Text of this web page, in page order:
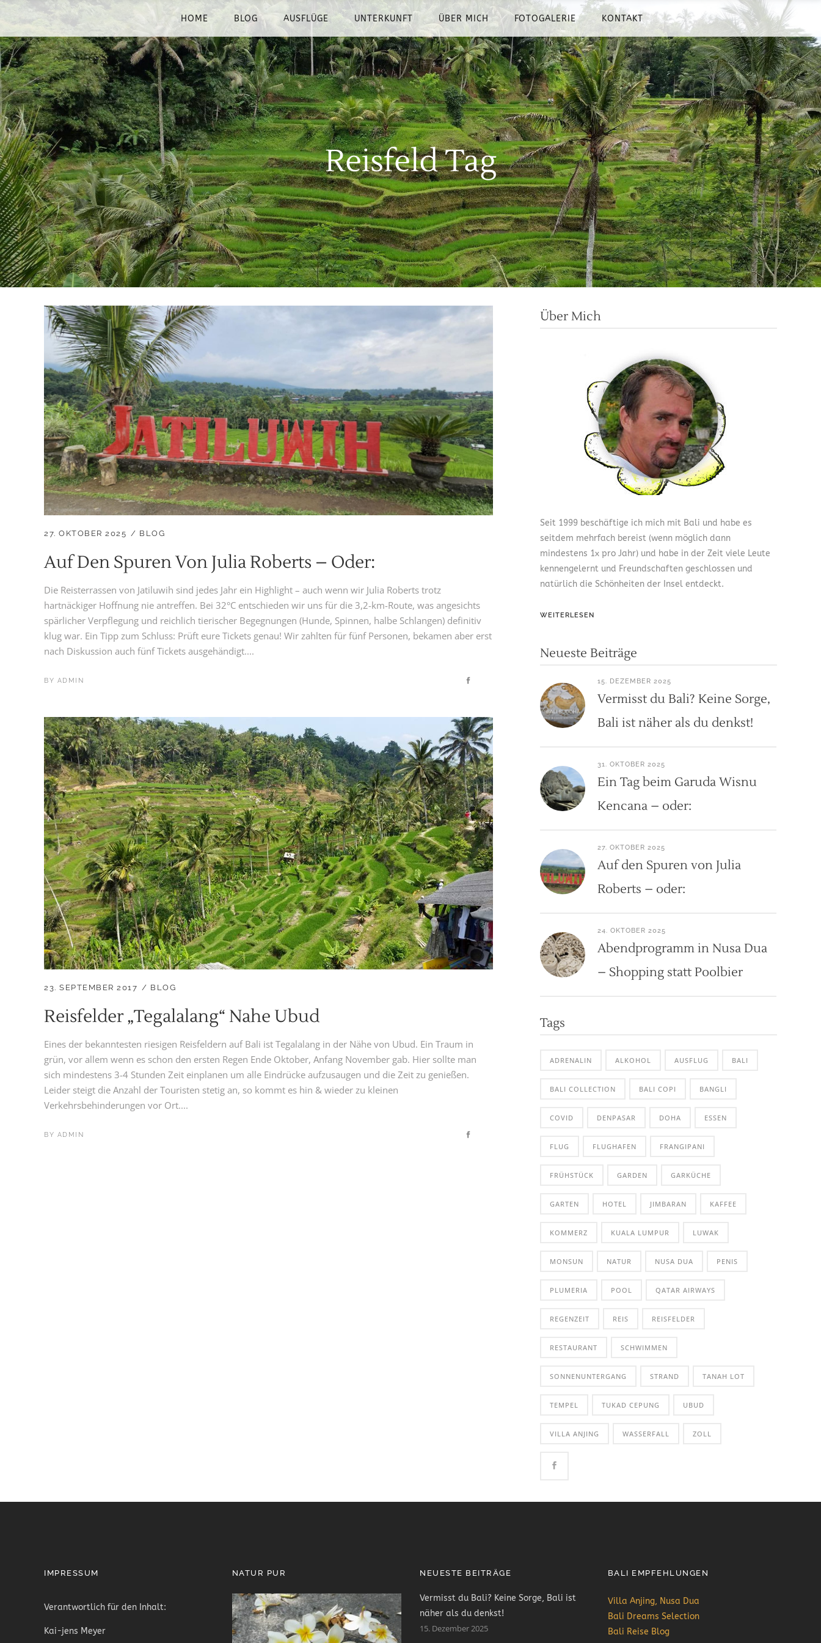
HOME BLOG AUSFLÜGE UNTERKUNFT ÜBER MICH FOTOGALERIE KONTAKT
Reisfeld Tag
27. OKTOBER 2025 BLOG
Auf Den Spuren Von Julia Roberts – Oder:
Die Reisterrassen von Jatiluwih sind jedes Jahr ein Highlight – auch wenn wir Julia Roberts trotz
hartnäckiger Hoffnung nie antreffen. Bei 32°C entschieden wir uns für die 3,2-km-Route, was angesichts
spärlicher Verpflegung und reichlich tierischer Begegnungen (Hunde, Spinnen, halbe Schlangen) definitiv
klug war. Ein Tipp zum Schluss: Prüft eure Tickets genau! Wir zahlten für fünf Personen, bekamen aber erst
nach Diskussion auch fünf Tickets ausgehändigt....
BY ADMIN
23. SEPTEMBER 2017 BLOG
Reisfelder „Tegalalang“ Nahe Ubud
Eines der bekanntesten riesigen Reisfeldern auf Bali ist Tegalalang in der Nähe von Ubud. Ein Traum in
grün, vor allem wenn es schon den ersten Regen Ende Oktober, Anfang November gab. Hier sollte man
sich mindestens 3-4 Stunden Zeit einplanen um alle Eindrücke aufzusaugen und die Zeit zu genießen.
Leider steigt die Anzahl der Touristen stetig an, so kommt es hin & wieder zu kleinen
Verkehrsbehinderungen vor Ort....
BY ADMIN
Über Mich
Seit 1999 beschäftige ich mich mit Bali und habe es
seitdem mehrfach bereist (wenn möglich dann
mindestens 1x pro Jahr) und habe in der Zeit viele Leute
kennengelernt und Freundschaften geschlossen und
natürlich die Schönheiten der Insel entdeckt.
WEITERLESEN
Neueste Beiträge
15. DEZEMBER 2025
Vermisst du Bali? Keine Sorge,
Bali ist näher als du denkst!
31. OKTOBER 2025
Ein Tag beim Garuda Wisnu
Kencana – oder:
27. OKTOBER 2025
Auf den Spuren von Julia
Roberts – oder:
24. OKTOBER 2025
Abendprogramm in Nusa Dua
– Shopping statt Poolbier
Tags
ADRENALIN ALKOHOL AUSFLUG BALI
BALI COLLECTION BALI COPI BANGLI
COVID DENPASAR DOHA ESSEN
FLUG FLUGHAFEN FRANGIPANI
FRÜHSTÜCK GARDEN GARKÜCHE
GARTEN HOTEL JIMBARAN KAFFEE
KOMMERZ KUALA LUMPUR LUWAK
MONSUN NATUR NUSA DUA PENIS
PLUMERIA POOL QATAR AIRWAYS
REGENZEIT REIS REISFELDER
RESTAURANT SCHWIMMEN
SONNENUNTERGANG STRAND TANAH LOT
TEMPEL TUKAD CEPUNG UBUD
VILLA ANJING WASSERFALL ZOLL
IMPRESSUM
Verantwortlich für den Inhalt:
Kai-jens Meyer
NATUR PUR NEUESTE BEITRÄGE
Vermisst du Bali? Keine Sorge, Bali ist
näher als du denkst!
15. Dezember 2025
BALI EMPFEHLUNGEN
Villa Anjing, Nusa Dua
Bali Dreams Selection
Bali Reise Blog